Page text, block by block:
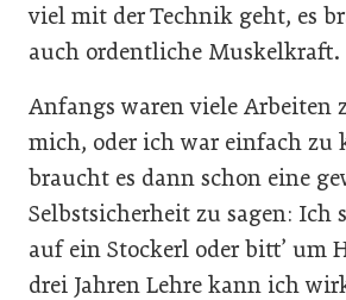
viel mit der Technik geht, es
auch ordentliche Muskelkraft.
Anfangs waren viele Arbeiten
mich, oder ich war einfach zu
braucht es dann schon eine
Selbstsicherheit zu sagen: Ich
auf ein Stockerl oder bitt’ um
drei Jahren Lehre kann ich